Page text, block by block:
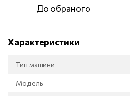
До обраного
Характеристики
Тип машини
Модель